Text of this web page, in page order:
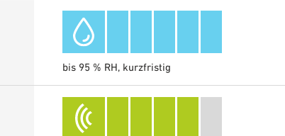
bis 95 % RH, kurzfristig